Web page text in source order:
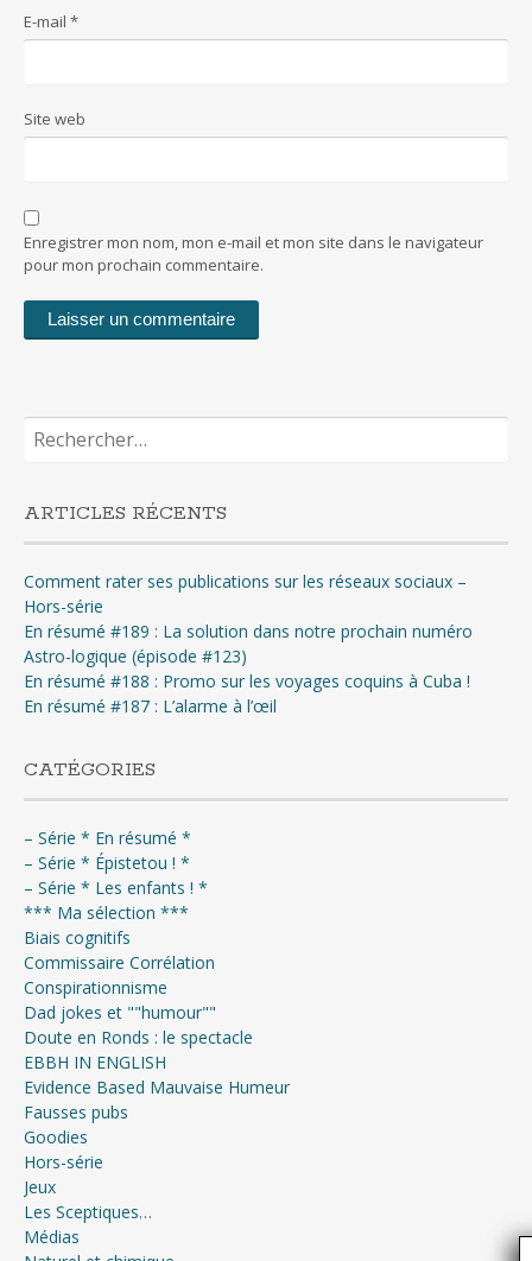
E-mail *
Site web
Enregistrer mon nom, mon e-mail et mon site dans le navigateur
pour mon prochain commentaire.
Rechercher :
ARTICLES RÉCENTS
Comment rater ses publications sur les réseaux sociaux –
Hors-série
En résumé #189 : La solution dans notre prochain numéro
Astro-logique (épisode #123)
En résumé #188 : Promo sur les voyages coquins à Cuba !
En résumé #187 : L’alarme à l’œil
CATÉGORIES
– Série * En résumé *
– Série * Épistetou ! *
– Série * Les enfants ! *
*** Ma sélection ***
Biais cognitifs
Commissaire Corrélation
Conspirationnisme
Dad jokes et ""humour""
Doute en Ronds : le spectacle
EBBH IN ENGLISH
Evidence Based Mauvaise Humeur
Fausses pubs
Goodies
Hors-série
Jeux
Les Sceptiques…
Médias